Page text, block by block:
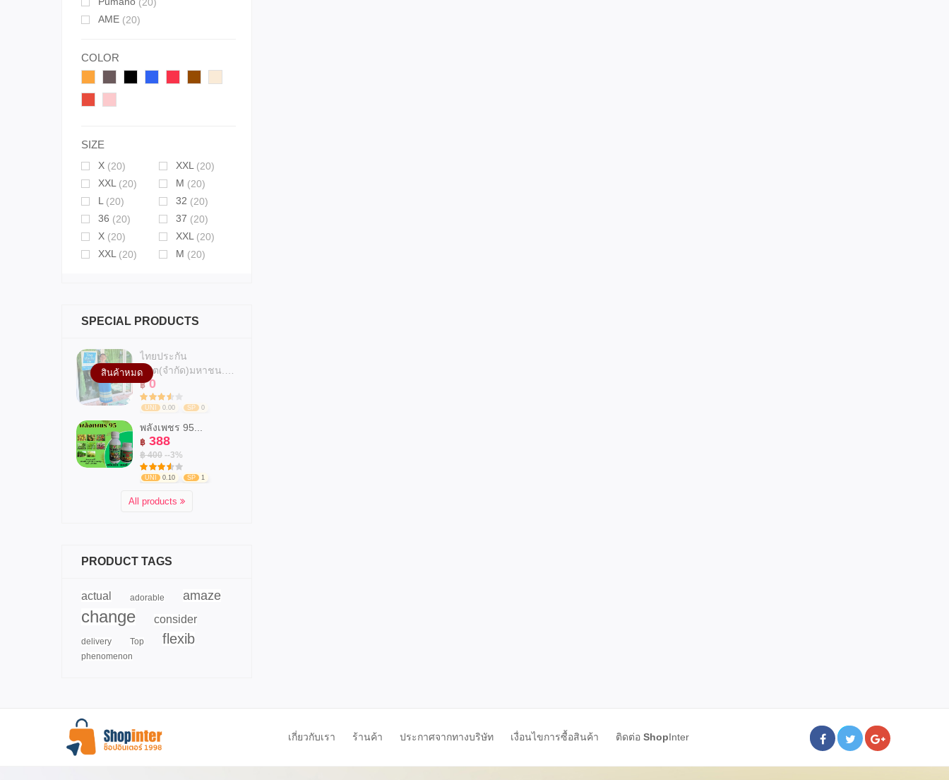
(20)
AME (20)
COLOR
SIZE
X (20) XXL (20)
XXL (20) M (20)
L (20) 32 (20)
36 (20) 37 (20)
X (20) XXL (20)
XXL (20) M (20)
SPECIAL PRODUCTS
สินค้าหมด
ไทยประกัน
฿ 0
UNI 0.00 SP 0
พลังเพชร 95...
฿ 388
฿ 400 --3%
UNI 0.10 SP 1
All products
PRODUCT TAGS
actual adorable amaze
change consider
delivery Top flexib
phenomenon
เกี่ยวกับเรา ร้านค้า ประกาศจากทางบริษัท เงื่อนไขการซื้อสินค้า ติดต่อ ShopInter